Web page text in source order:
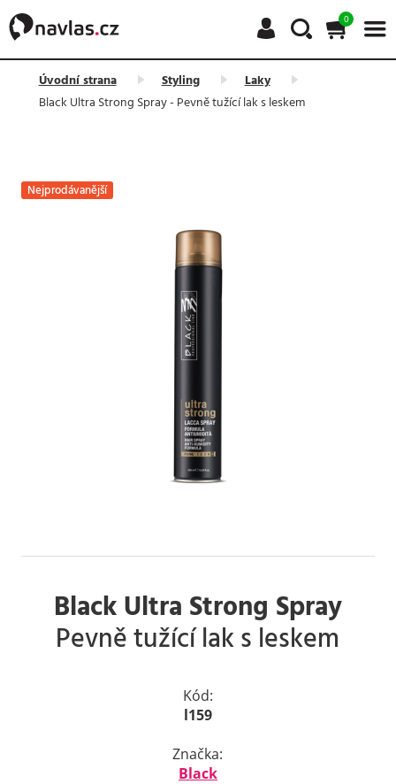
0
Úvodní strana Styling
Laky
Black Ultra Strong Spray - Pevně tužící lak s leskem
Nejprodávanější
Black Ultra Strong Spray
Pevně tužící lak s leskem
Kód:
l159
Značka:
Black